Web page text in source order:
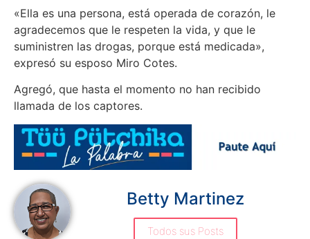
«Ella es una persona, está operada de corazón, le
agradecemos que le respeten la vida, y que le
suministren las drogas, porque está medicada»,
expresó su esposo Miro Cotes.
Agregó, que hasta el momento no han recibido
llamada de los captores.
Betty Martinez
Todos sus Posts